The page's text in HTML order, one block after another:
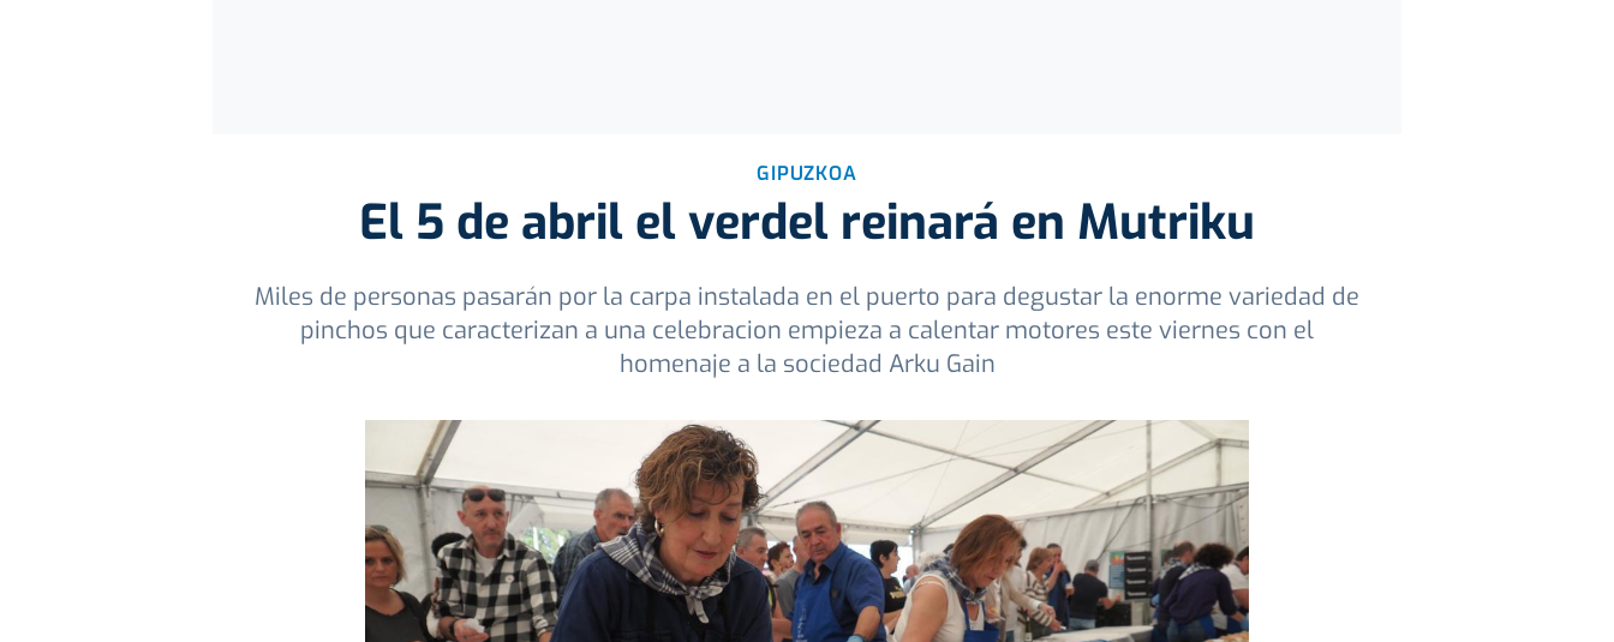
GIPUZKOA
El 5 de abril el verdel reinará en Mutriku
Miles de personas pasarán por la carpa instalada en el puerto para degustar la enorme variedad de
pinchos que caracterizan a una celebracion empieza a calentar motores este viernes con el
homenaje a la sociedad Arku Gain